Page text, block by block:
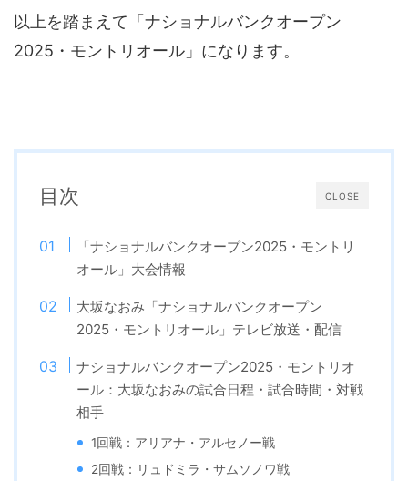
以上を踏まえて「ナショナルバンクオープン
2025・モントリオール」になります。
CLOSE
目次
「ナショナルバンクオープン2025・モントリ
オール」大会情報
大坂なおみ「ナショナルバンクオープン
2025・モントリオール」テレビ放送・配信
ナショナルバンクオープン2025・モントリオ
ール：大坂なおみの試合日程・試合時間・対戦
相手
1回戦：アリアナ・アルセノー戦
2回戦：リュドミラ・サムソノワ戦